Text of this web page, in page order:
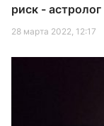
риск -
28 марта 2022, 12:17